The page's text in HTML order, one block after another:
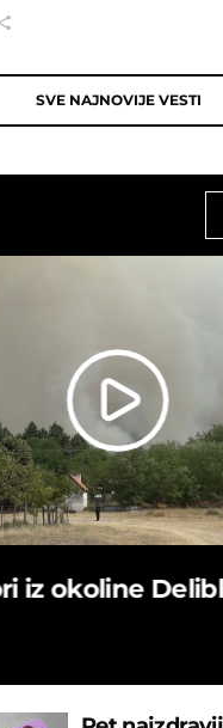
SVE NAJNOVIJE VESTI
iz okoline